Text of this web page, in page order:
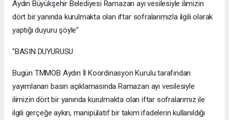
Aydın Büyükşehir Belediyesi Ramazan ayı vesilesiyle ilimizin
dört bir yanında kurulmakta olan iftar sofralarımızla ilgili olarak
yaptığı duyuru şöyle"
"BASIN DUYURUSU
Bugün TMMOB Aydın İl Koordinasyon Kurulu tarafından
yayımlanan basın açıklamasında Ramazan ayı vesilesiyle
ilimizin dört bir yanında kurulmakta olan iftar sofralarımız ile
ilgili gerçeğe aykırı, manipülatif bir takım ifadelerin kullanıldığı